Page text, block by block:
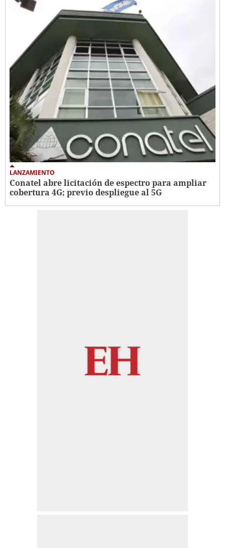
LANZAMIENTO
Conatel abre licitación de espectro para ampliar
cobertura 4G; previo despliegue al 5G